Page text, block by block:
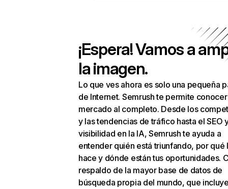
¡Espera! Vamos a
la imagen.
Lo que ves ahora es solo una pequeña
de Internet. Semrush te permite
mercado al completo. Desde los
y las tendencias de tráfico hasta el SEO
visibilidad en la IA, Semrush te ayuda a
entender quién está triunfando, por qué
hace y dónde están tus oportunidades.
respaldo de la mayor base de datos de
búsqueda propia del mundo, que